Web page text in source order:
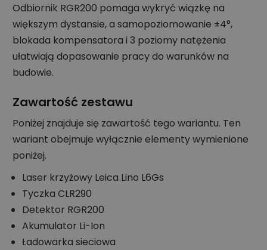
Odbiornik RGR200 pomaga wykryć wiązkę na
większym dystansie, a samopoziomowanie ±4°,
blokada kompensatora i 3 poziomy natężenia
ułatwiają dopasowanie pracy do warunków na
budowie.
Zawartość zestawu
Poniżej znajduje się zawartość tego wariantu. Ten
wariant obejmuje wyłącznie elementy wymienione
poniżej.
Laser krzyżowy Leica Lino L6Gs
Tyczka CLR290
Detektor RGR200
Akumulator Li-Ion
Ładowarka sieciowa